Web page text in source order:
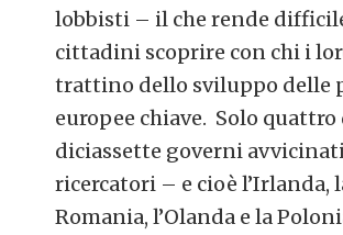
lobbisti – il che rende
cittadini scoprire con chi i
trattino dello sviluppo delle
europee chiave. Solo quattro
diciassette governi
ricercatori – e cioè l’Irlanda,
Romania, l’Olanda e la